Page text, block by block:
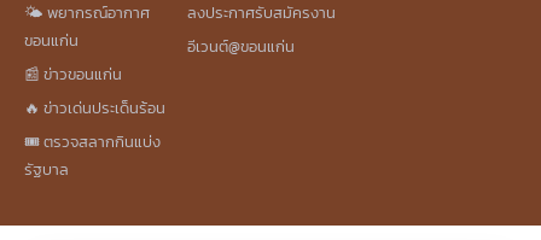
🌤️ พยากรณ์อากาศ
ขอนแก่น
📰 ข่าวขอนแก่น
🔥 ข่าวเด่นประเด็นร้อน
🎟️ ตรวจสลากกินแบ่ง
รัฐบาล
ลงประกาศรับสมัครงาน
อีเวนต์@ขอนแก่น